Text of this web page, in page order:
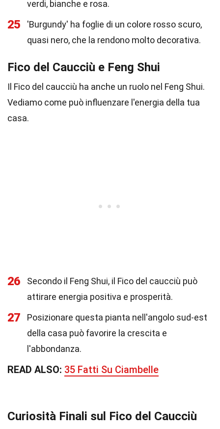
verdi, bianche e rosa.
25
'Burgundy' ha foglie di un colore rosso scuro,
quasi nero, che la rendono molto decorativa.
Fico del Caucciù e Feng Shui
Il Fico del caucciù ha anche un ruolo nel Feng Shui.
Vediamo come può influenzare l'energia della tua
casa.
26
Secondo il Feng Shui, il Fico del caucciù può
attirare energia positiva e prosperità.
27
Posizionare questa pianta nell'angolo sud-est
della casa può favorire la crescita e
l'abbondanza.
READ ALSO: 35 Fatti Su Ciambelle
Curiosità Finali sul Fico del Caucciù